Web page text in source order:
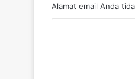
Alamat email Anda